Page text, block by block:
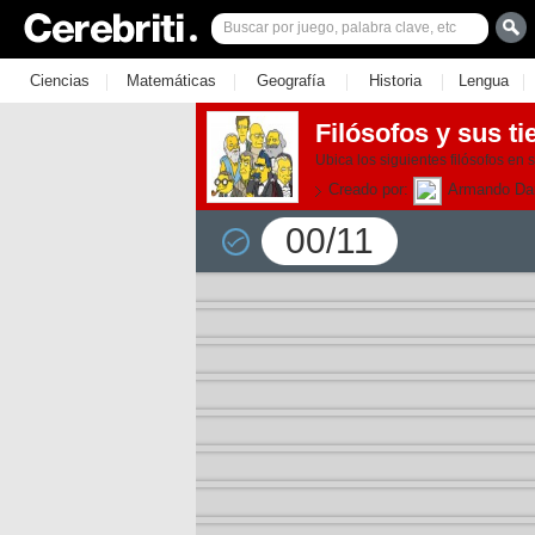
Ciencias | Matemáticas | Geografía | Historia | Lengua |
Filósofos y sus
Ubica los siguientes filósofos en
Creado por: Armando
00/11